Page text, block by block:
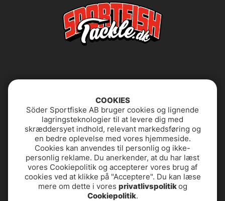
Butikken i Stockholm
Ofte stillede
spørgsmål
Om os Privatlivspolitik
PRODUKTSTØTTE &
KONTAKT
Tilgængelighedserklæring
COOKIES
Söder Sportfiske AB bruger cookies og lignende
lagringsteknologier til at levere dig med
skræddersyet indhold, relevant markedsføring og
en bedre oplevelse med vores hjemmeside.
Cookies kan anvendes til personlig og ikke-
personlig reklame. Du anerkender, at du har læst
vores Cookiepolitik og accepterer vores brug af
cookies ved at klikke på "Acceptere". Du kan læse
mere om dette i vores privatlivspolitikog
Cookiepolitik.